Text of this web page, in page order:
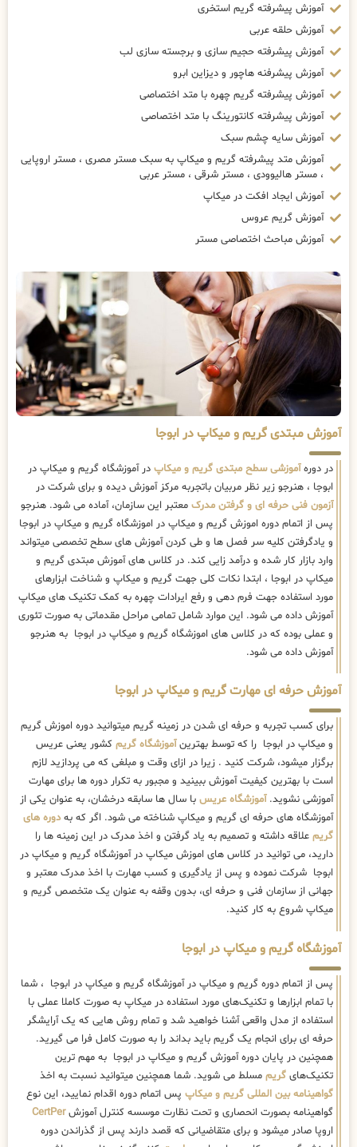
آموزش پیشرفته گریم استخری
آموزش حلقه عربی
آموزش پیشرفته حجیم سازی و برجسته سازی لب
آموزش پیشرفنه هاچور و دیزاین ابرو
آموزش پیشرفته گریم چهره با متد اختصاصی
آموزش پیشرفته کانتورینگ با متد اختصاصی
آموزش سایه چشم سبک
آموزش متد پیشرفته گریم و میکاپ به سبک مستر مصری ، مستر اروپایی
، مستر هالیوودی ، مستر شرقی ، مستر عربی
آموزش ایجاد افکت در میکاپ
آموزش گریم عروس
آموزش مباحث اختصاصی مستر
آموزش مبتدی گریم و میکاپ در ابوجا
در دورهآموزشی سطح مبتدی گریم و میکاپ در آموزشگاه گریم و میکاپ در
ابوجا ، هنرجو زیر نظر مربیان باتجربه مرکز آموزش دیده و برای شرکت در
آزمون فنی حرفه ای و گرفتن مدرک معتبر این سازمان، آماده می شود. هنرجو
پس از اتمام دوره اموزش گریم و میکاپ در اموزشگاه گریم و میکاپ در ابوجا
و یادگرفتن کلیه سر فصل ها و طی کردن آموزش های سطح تخصصی میتواند
وارد بازار کار شده و درآمد زایی کند. در کلاس های آموزش مبتدی گریم و
میکاپ در ابوجا ، ابتدا نکات کلی جهت گریم و میکاپ و شناخت ابزارهای
مورد استفاده جهت فرم دهی و رفع ایرادات چهره به کمک تکنیک های میکاپ
آموزش داده می شود. این موارد شامل تمامی مراحل مقدماتی به صورت تئوری
و عملی بوده که در کلاس های اموزشگاه گریم و میکاپ در ابوجا به هنرجو
آموزش داده می شود.
آموزش حرفه ای مهارت گریم و میکاپ در ابوجا
برای کسب تجربه و حرفه ای شدن در زمینه گریم میتوانید دوره اموزش گریم
و میکاپ در ابوجا را که توسط بهترینآموزشگاه گریم کشور یعنی عریس
برگزار میشود، شرکت کنید . زیرا در ازای وقت و مبلغی که می پردازید لازم
است با بهترین کیفیت آموزش ببینید و مجبور به تکرار دوره ها برای مهارت
آموزشی نشوید.آموزشگاه عریس با سال ها سابقه درخشان، به عنوان یکی از
آموزشگاه های حرفه ای گریم و میکاپ شناخته می شود. اگر که بهدوره های
گریم علاقه داشته و تصمیم به یاد گرفتن و اخذ مدرک در این زمینه ها را
دارید، می توانید در کلاس های اموزش میکاپ در آموزشگاه گریم و میکاپ در
ابوجا شرکت نموده و پس از یادگیری و کسب مهارت با اخذ مدرک معتبر و
جهانی از سازمان فنی و حرفه ای، بدون وقفه به عنوان یک متخصص گریم و
میکاپ شروع به کار کنید.
آموزشگاه گریم و میکاپ در ابوجا
پس از اتمام دوره گریم و میکاپ در آموزشگاه گریم و میکاپ در ابوجا ، شما
با تمام ابزارها و تکنیک‌های مورد استفاده در میکاپ به صورت کاملا عملی با
استفاده از مدل واقعی آشنا خواهید شد و تمام روش هایی که یک آرایشگر
حرفه ای برای انجام یک گریم باید بداند را به صورت کامل فرا می گیرید.
همچنین در پایان دوره آموزش گریم و میکاپ در ابوجا به مهم ترین
تکنیک‌های گریم مسلط می شوید. شما همچنین میتوانید نسبت به اخذ
گواهینامه بین المللی گریم و میکاپ پس اتمام دوره اقدام نمایید، این نوع
گواهینامه بصورت انحصاری و تحت نظارت موسسه کنترل آموزشCertPer
اروپا صادر میشود و برای متقاضیانی که قصد دارند پس از گذراندن دوره